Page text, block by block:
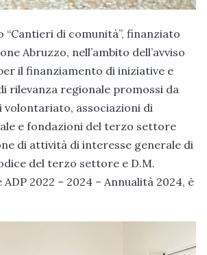
di comunità”, finanziato
Abruzzo, nell’ambito dell’avviso
il finanziamento di iniziative e
rilevanza regionale promossi da
volontariato, associazioni di
e fondazioni del terzo settore
di attività di interesse generale di
del terzo settore e D.M.
2022 – 2024 – Annualità 2024, è